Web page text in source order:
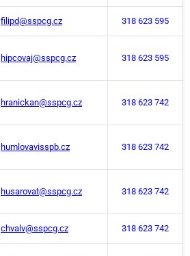
filipd@sspcg.cz 318 623 595
hipcovaj@sspcg.cz 318 623 595
hranickan@sspcg.cz 318 623 742
humlovavisspb.cz 318 623 742
husarovat@sspcg.cz 318 623 742
chvalv@sspcg.cz 318 623 742